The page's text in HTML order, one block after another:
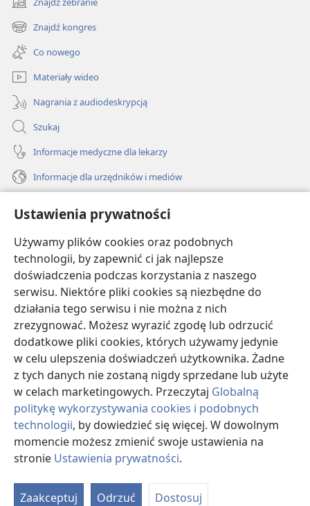
Ustawienia prywatności
Używamy plików cookies oraz podobnych
technologii, by zapewnić ci jak najlepsze
doświadczenia podczas korzystania z naszego
serwisu. Niektóre pliki cookies są niezbędne do
działania tego serwisu i nie można z nich
zrezygnować. Możesz wyrazić zgodę lub odrzucić
dodatkowe pliki cookies, których używamy jedynie
w celu ulepszenia doświadczeń użytkownika. Żadne
z tych danych nie zostaną nigdy sprzedane lub użyte
w celach marketingowych. Przeczytaj Globalną
politykę wykorzystywania cookies i podobnych
technologii, by dowiedzieć się więcej. W dowolnym
momencie możesz zmienić swoje ustawienia na
stronie Ustawienia prywatności.
Zaakceptuj Odrzuć Dostosuj
(opens
new
window)
Znajdź kongres
(opens
new
window)
Co nowego
Materiały wideo
Nagrania z audiodeskrypcją
Szukaj
Informacje medyczne dla lekarzy
Informacje dla urzędników i mediów
Darowizny
(opens
new
window)BIBLIOTEKA INTERNETOWA Strażnicy
(opens
new
window)JW Hub
(opens
new
window)JW Library
Watchtower Library
Copyright© 2026 Watch Tower Bible and Tract Society of Pennsylvania.
WARUNKI UŻYTKOWANIA
POLITYKA PRYWATNOŚCI
PRYWATNOŚCI